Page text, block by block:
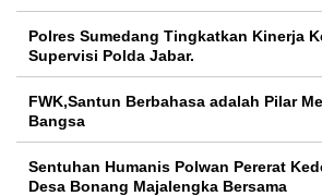
Polres Sumedang Tingkatkan Kinerja
Supervisi Polda Jabar.
FWK,Santun Berbahasa adalah Pilar
Bangsa
Sentuhan Humanis Polwan Pererat
Desa Bonang Majalengka Bersama